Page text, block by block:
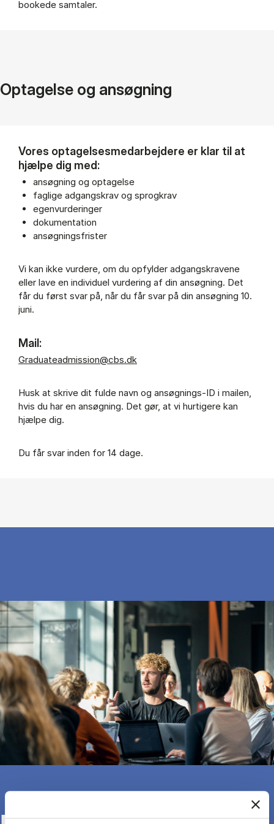
bookede samtaler.
Optagelse og ansøgning
Vores optagelsesmedarbejdere er klar til at
hjælpe dig med:
ansøgning og optagelse
faglige adgangskrav og sprogkrav
egenvurderinger
dokumentation
ansøgningsfrister
Vi kan ikke vurdere, om du opfylder adgangskravene
eller lave en individuel vurdering af din ansøgning. Det
får du først svar på, når du får svar på din ansøgning 10.
juni.
Mail:
Graduateadmission@cbs.dk
Husk at skrive dit fulde navn og ansøgnings-ID i mailen,
hvis du har en ansøgning. Det gør, at vi hurtigere kan
hjælpe dig.
Du får svar inden for 14 dage.